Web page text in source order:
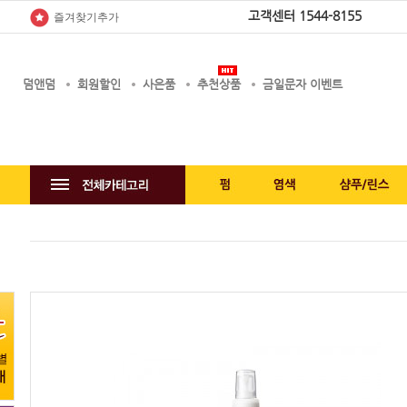
즐겨찾기추가 고객센터 1544-8155
덤앤덤 회원할인 사은품 추천상품 금일문자 이벤트